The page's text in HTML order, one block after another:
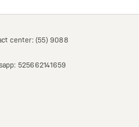
center: (55) 9088
525662141659